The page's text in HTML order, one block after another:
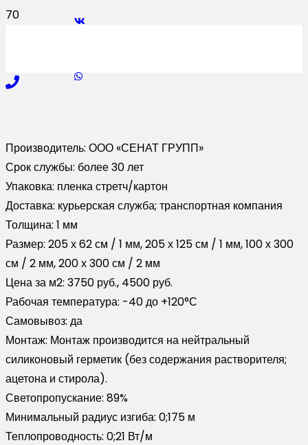
Производитель: ООО «СЕНАТ ГРУПП»
Срок службы: более 30 лет
Упаковка: пленка стретч/картон
Доставка: курьерская служба; транспортная компания
Толщина: 1 мм
Размер: 205 х 62 см / 1 мм, 205 х 125 см / 1 мм, 100 х 300
см / 2 мм, 200 х 300 см / 2 мм
Цена за м2: 3750 руб., 4500 руб.
Рабочая температура: -40 до +120°С
Самовывоз: да
Монтаж: Монтаж производится на нейтральный
силиконовый герметик (без содержания растворителя;
ацетона и стирола).
Светопропускание: 89%
Минимальный радиус изгиба: 0;175 м
Теплопроводность: 0;21 Вт/м